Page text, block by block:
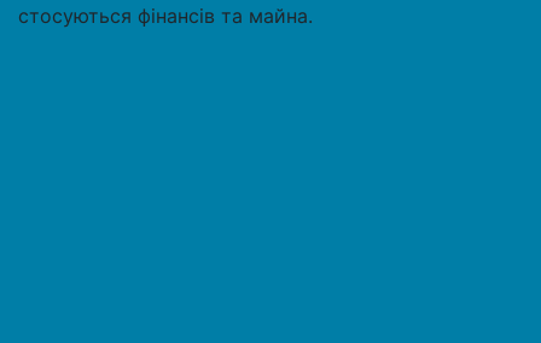
стосуються фінансів та майна.